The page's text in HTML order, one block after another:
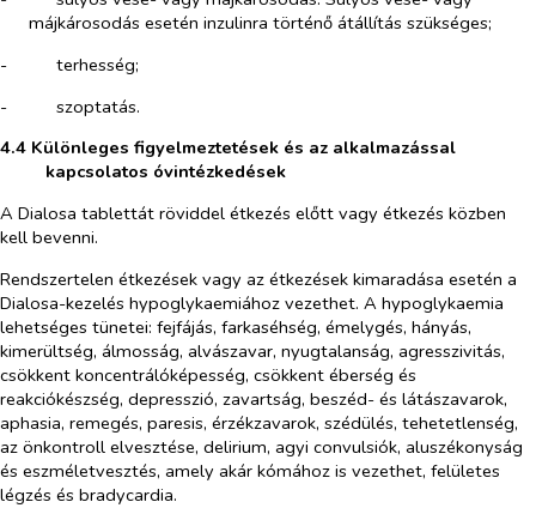
májkárosodás esetén inzulinra történő átállítás szükséges;
-​
terhesség;
-​
szoptatás.
4.4 Különleges figyelmeztetések és az alkalmazással
kapcsolatos óvintézkedések
A Dialosa tablettát röviddel étkezés előtt vagy étkezés közben
kell bevenni.
Rendszertelen étkezések vagy az étkezések kimaradása esetén a
Dialosa-kezelés hypoglykaemiához vezethet. A hypoglykaemia
lehetséges tünetei: fejfájás, farkaséhség, émelygés, hányás,
kimerültség, álmosság, alvászavar, nyugtalanság, agresszivitás,
csökkent koncentrálóképesség, csökkent éberség és
reakciókészség, depresszió, zavartság, beszéd- és látászavarok,
aphasia, remegés, paresis, érzékzavarok, szédülés, tehetetlenség,
az önkontroll elvesztése, delirium, agyi convulsiók, aluszékonyság
és eszméletvesztés, amely akár kómához is vezethet, felületes
légzés és bradycardia.